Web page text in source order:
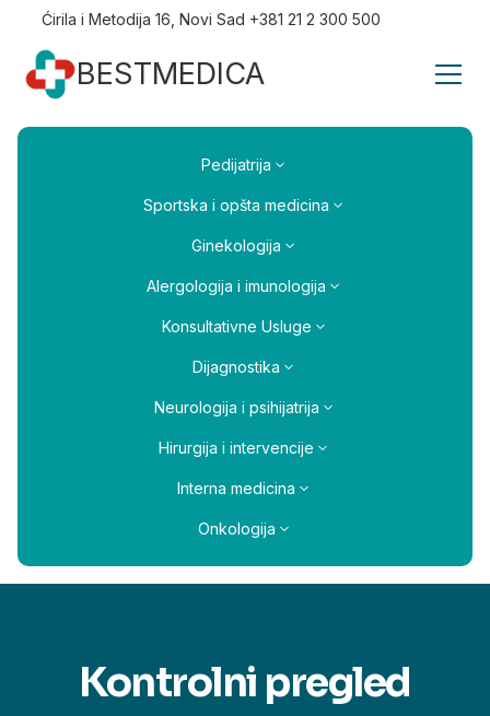
Ćirila i Metodija 16, Novi Sad +381 21 2 300 500
BESTMEDICA
Pedijatrija
Sportska i opšta medicina
Ginekologija
Alergologija i imunologija
Konsultativne Usluge
Dijagnostika
Neurologija i psihijatrija
Hirurgija i intervencije
Interna medicina
Onkologija
Kontrolni pregled